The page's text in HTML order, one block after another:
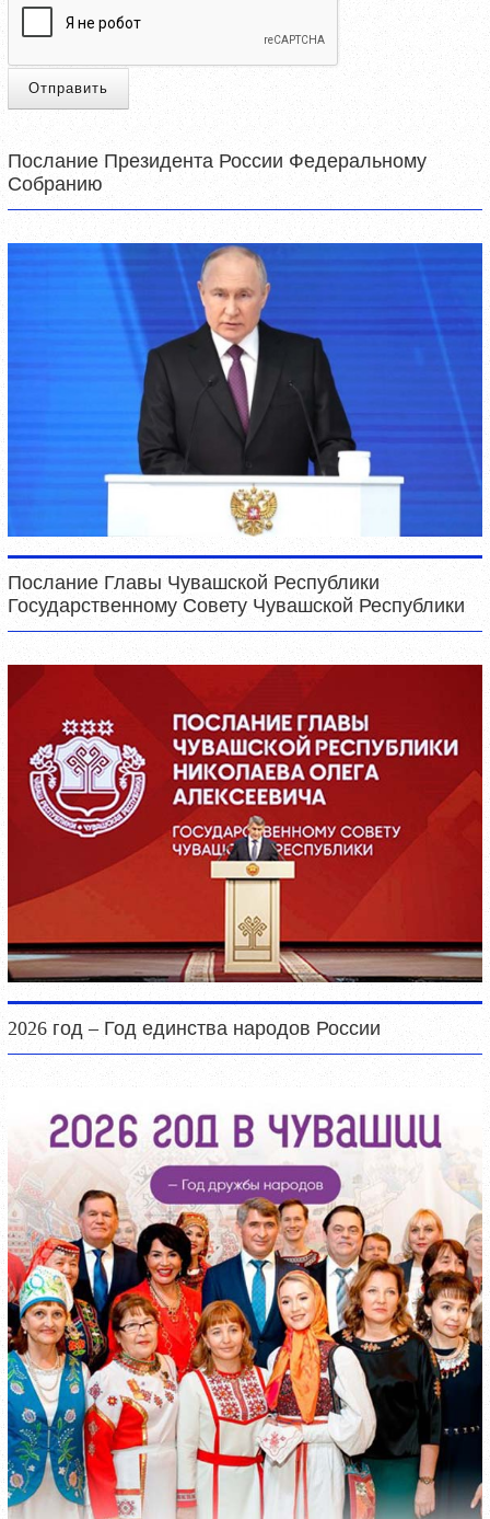
Отправить
Послание Президента России Федеральному
Собранию
Послание Главы Чувашской Республики
Государственному Совету Чувашской Республики
2026 год – Год единства народов России